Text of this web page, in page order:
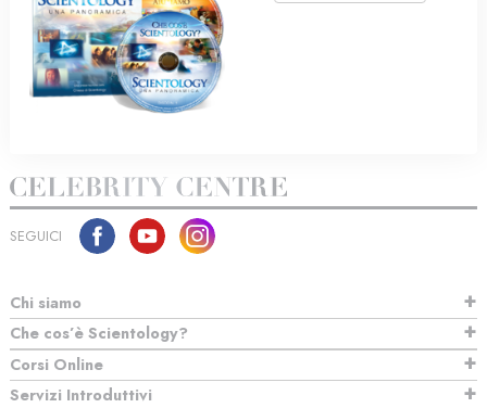
SEGUICI
Chi siamo
Che cos’è Scientology?
Corsi Online
Servizi Introduttivi